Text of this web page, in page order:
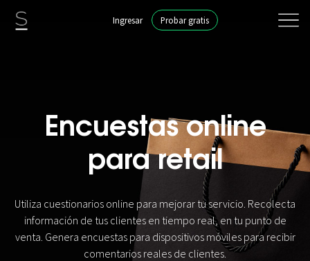
Ingresar Probar gratis
Encuestas online
para retail
Utiliza cuestionarios online para mejorar tu servicio. Recolecta
información de tus clientes en tiempo real, en tu punto de
venta. Genera encuestas para dispositivos móviles para recibir
comentarios reales de clientes.